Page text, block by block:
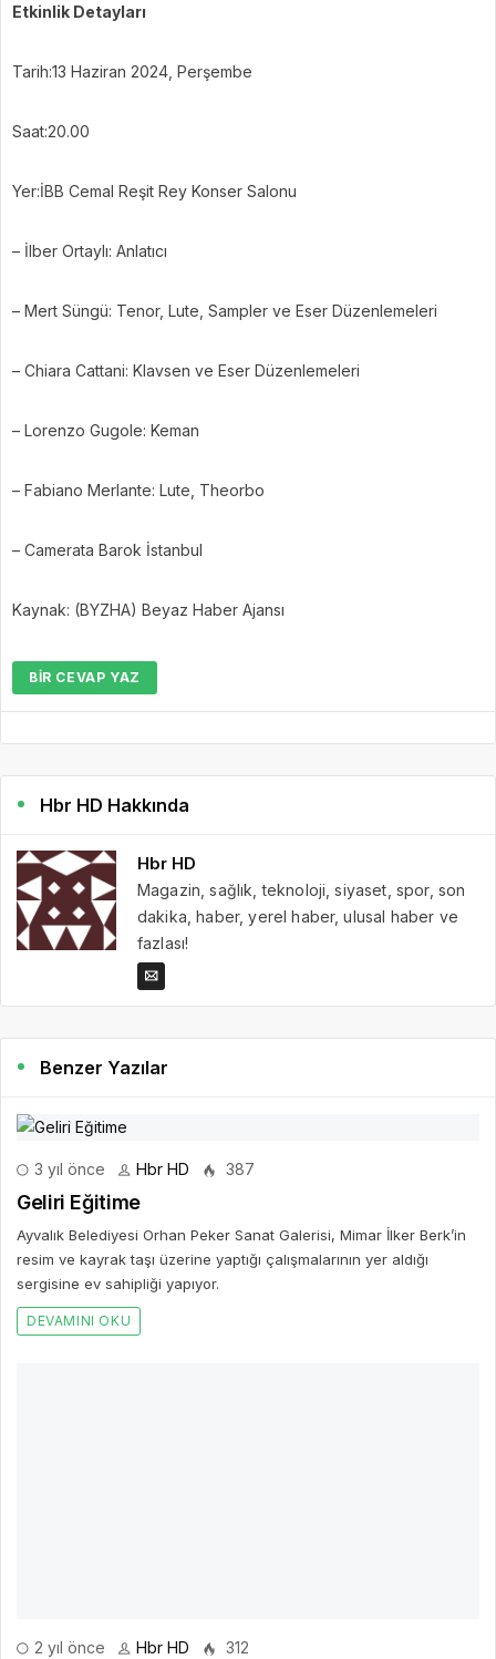
Etkinlik Detayları
Tarih:13 Haziran 2024, Perşembe
Saat:20.00
Yer:İBB Cemal Reşit Rey Konser Salonu
– İlber Ortaylı: Anlatıcı
– Mert Süngü: Tenor, Lute, Sampler ve Eser Düzenlemeleri
– Chiara Cattani: Klavsen ve Eser Düzenlemeleri
– Lorenzo Gugole: Keman
– Fabiano Merlante: Lute, Theorbo
– Camerata Barok İstanbul
Kaynak: (BYZHA) Beyaz Haber Ajansı
BIR CEVAP YAZ
Hbr HD Hakkında
Hbr HD
Magazin, sağlık, teknoloji, siyaset, spor, son
dakika, haber, yerel haber, ulusal haber ve
fazlası!
Benzer Yazılar
3 yıl önce Hbr HD 387
Geliri Eğitime
Ayvalık Belediyesi Orhan Peker Sanat Galerisi, Mimar İlker Berk’in
resim ve kayrak taşı üzerine yaptığı çalışmalarının yer aldığı
sergisine ev sahipliği yapıyor.
DEVAMINI OKU